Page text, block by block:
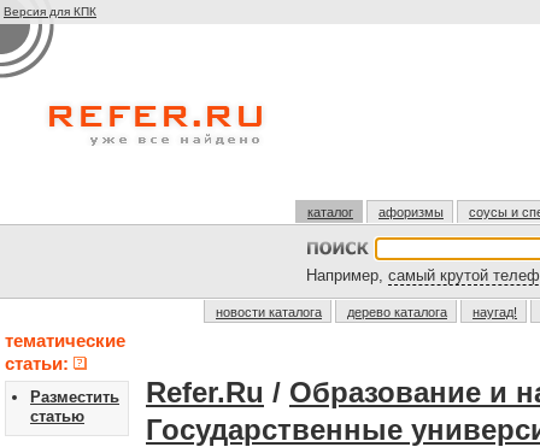
Версия для КПК
каталог афоризмы соусы и
Например, самый крутой
новости каталога дерево каталога наугад!
тематические
статьи:
Разместить
статью
Refer.Ru / Образование и
Государственные